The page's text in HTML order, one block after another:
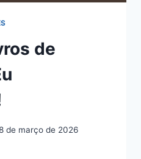
de
de março de 2026